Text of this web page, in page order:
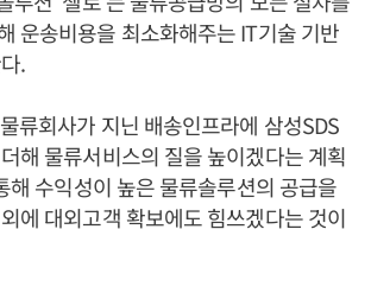
운송비용을 최소화해주는 IT기술 기반
.
류회사가 지닌 배송인프라에 삼성SDS
해 물류서비스의 질을 높이겠다는 계획
해 수익성이 높은 물류솔루션의 공급을
에 대외고객 확보에도 힘쓰겠다는 것이